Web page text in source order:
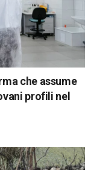
che assume
profili nel